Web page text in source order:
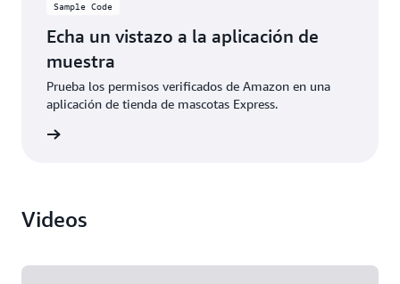
Sample Code
Echa un vistazo a la aplicación de
muestra
Prueba los permisos verificados de Amazon en una
aplicación de tienda de mascotas Express.
Videos